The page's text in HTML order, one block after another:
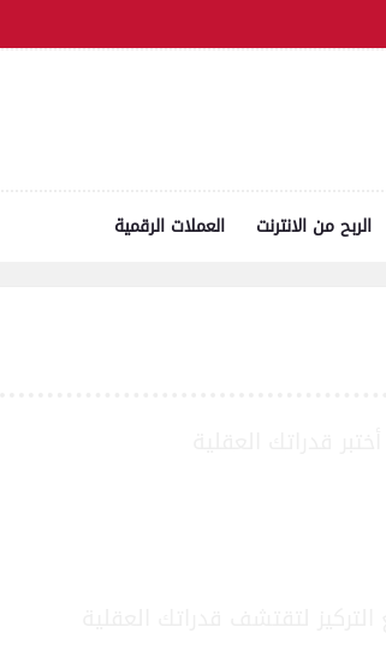
الربح من الانترنت العملات الرقمية